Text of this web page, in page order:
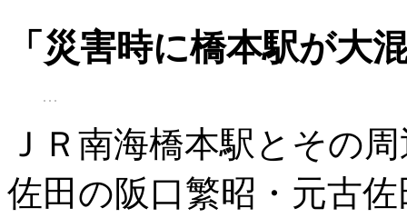
「災害時に橋本駅が大
ＪＲ南海橋本駅とその
佐田の阪口繁昭・元古